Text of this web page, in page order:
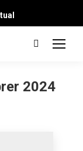
Search:
2024